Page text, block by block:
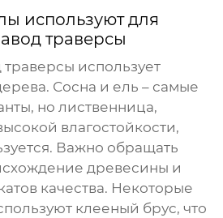
используют для
траверсы
траверсы использует
Сосна и ель – самые
но лиственница,
влагостойкости,
Важно обращать
древесины и
качества. Некоторые
клееный брус, что